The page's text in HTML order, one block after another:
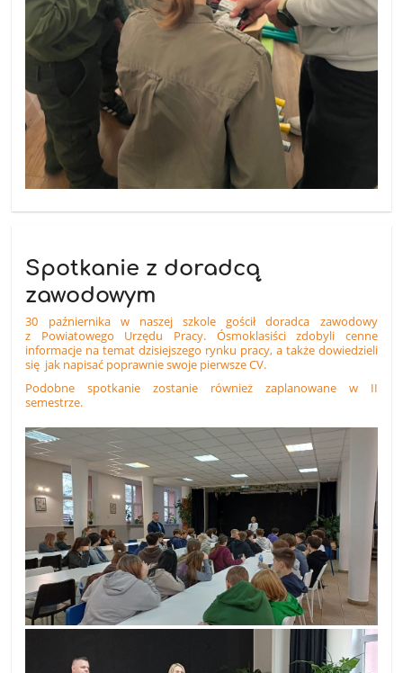
Spotkanie z doradcą
zawodowym
30 paźniernika w naszej szkole gościł doradca zawodowy
z Powiatowego Urzędu Pracy. Ósmoklasiści zdobyli cenne
informacje na temat dzisiejszego rynku pracy, a także dowiedzieli
się jak napisać poprawnie swoje pierwsze CV.
Podobne spotkanie zostanie również zaplanowane w II
semestrze.